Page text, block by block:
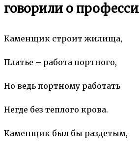
говорили о
Каменщик строит жилища,
Платье – работа портного,
Но ведь портному работать
Негде без теплого крова.
Каменщик был бы